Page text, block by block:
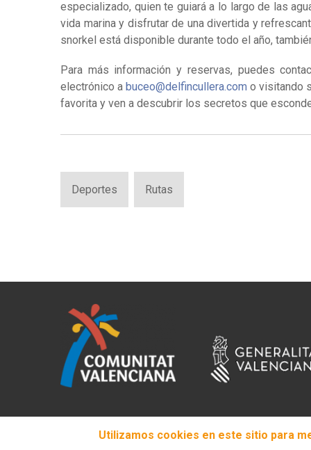
especializado, quien te guiará a lo largo de las
vida marina y disfrutar de una divertida y
snorkel está disponible durante todo el año,
Para más información y reservas, puedes
electrónico abuceo@delfincullera.com o visitando
favorita y ven a descubrir los secretos que
Deportes Rutas
Utilizamos cookies en este sitio para